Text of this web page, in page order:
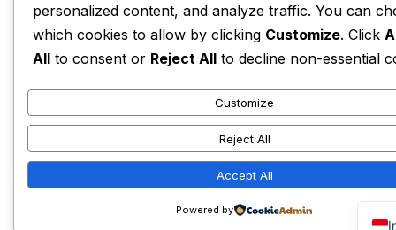
personalized content, and analyze traffic. You can
which cookies to allow by clicking Customize. Click
All to consent or Reject All to decline non-essential
Customize
Reject All
Accept All
Powered by